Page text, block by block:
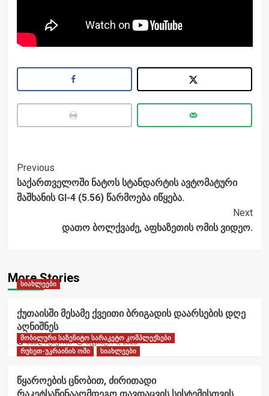
Post
Navigation
Previous
საქართველოში ნატოს სტანდარტის ავტომატური
შაშხანის GI-4 (5.56) წარმოება იწყება.
Next
დათო ბოლქვაძე, აფხაზეთის ომის ვიდეო.
More Stories
სიახლეები
ქუთაისში მესამე ქვეითი ბრიგადის დაარსების დღე
აღნიშნეს
ანალიტიკოსი აგვისტო 6, 2026
მობილური საზენიტო სარაკეტო კომპლექსები
რუსეთ-უკრაინის ომი
სიახლეები
წყაროების ცნობით, ძირითადი